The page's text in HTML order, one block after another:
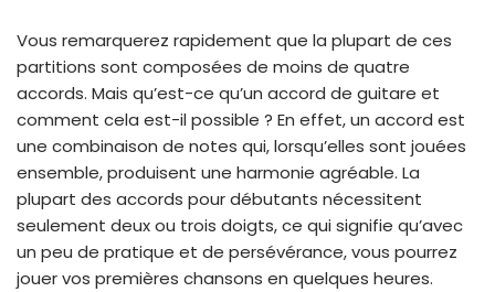
Vous remarquerez rapidement que la plupart de ces
partitions sont composées de moins de quatre
accords. Mais qu’est-ce qu’un accord de guitare et
comment cela est-il possible ? En effet, un accord est
une combinaison de notes qui, lorsqu’elles sont jouées
ensemble, produisent une harmonie agréable. La
plupart des accords pour débutants nécessitent
seulement deux ou trois doigts, ce qui signifie qu’avec
un peu de pratique et de persévérance, vous pourrez
jouer vos premières chansons en quelques heures.